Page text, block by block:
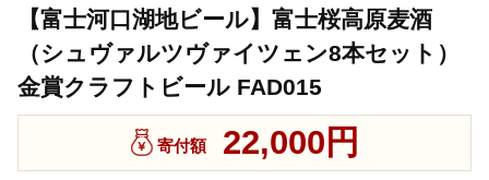
【富士河口湖地ビール】富士桜高原麦酒
（シュヴァルツヴァイツェン8本セット）
金賞クラフトビール FAD015
寄付額 22,000円